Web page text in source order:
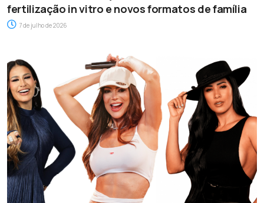
fertilização in vitro e novos formatos de família
7 de julho de 2026